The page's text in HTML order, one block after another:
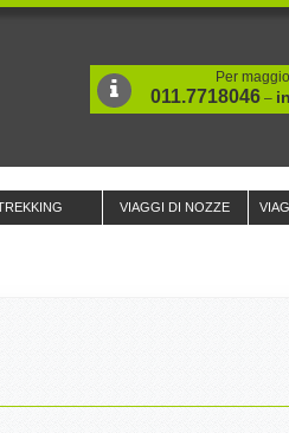
Per
011.7718046 –
VIAGGI DI NOZZE